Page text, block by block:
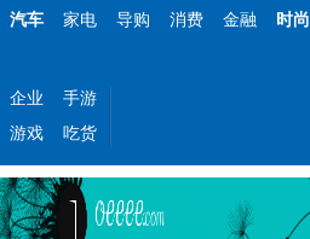
汽车 家电 导购 消费 金融 时尚
企业
手游
游戏
吃货